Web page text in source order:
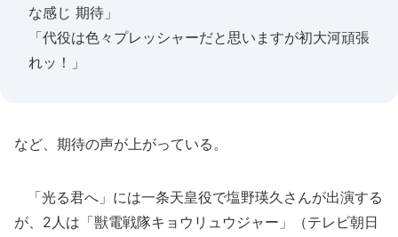
な感じ 期待」
「代役は色々プレッシャーだと思いますが初大河頑張
れッ！」
など、期待の声が上がっている。
「光る君へ」には一条天皇役で塩野瑛久さんが出演する
が、2人は「獣電戦隊キョウリュウジャー」（テレビ朝日